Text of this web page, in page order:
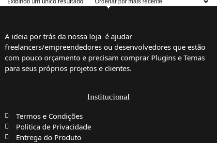
A ideia por trás da nossa loja é ajudar
freelancers/empreendedores ou desenvolvedores que estão
com pouco orçamento e precisam comprar Plugins e Temas
para seus próprios projetos e clientes.
Institucional
Termos e Condições
Politica de Privacidade
Entrega do Produto